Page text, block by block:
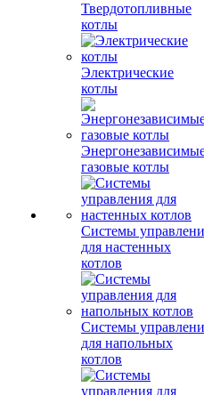
Твердотопливные
котлы
Электрические
котлы
газовые котлы
Системы
для настенных
котлов
Системы
для напольных
котлов